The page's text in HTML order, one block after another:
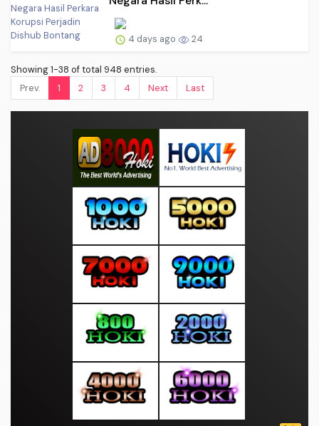
4 days ago 24
Showing 1-38 of total 948 entries.
Prev.
1 2 3 4 Next Last